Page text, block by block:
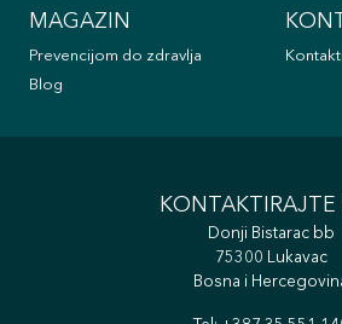
MAGAZIN
Prevencijom do zdravlja
Blog
KONTAKTIRAJTE
Donji Bistarac bb
75300 Lukavac
Bosna i